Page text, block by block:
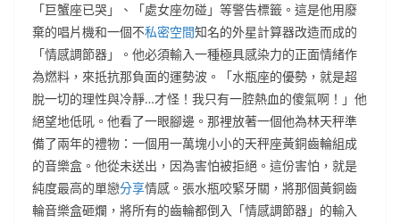
「巨蟹座已哭」、「處女座勿碰」等警告標籤。這是他用廢
棄的唱片機和一個不私密空間知名的外星計算器改造而成的
「情感調節器」。他必須輸入一種極具感染力的正面情緒作
為燃料，來抵抗那負面的運勢波。「水瓶座的優勢，就是超
脫一切的理性與冷靜…才怪！我只有一腔熱血的傻氣啊！」他
絕望地低吼。他看了一眼腳邊。那裡放著一個他為林天秤準
備了兩年的禮物：一個用一萬塊小小的天秤座黃銅齒輪組成
的音樂盒。他從未送出，因為害怕被拒絕。這份害怕，就是
純度最高的單戀分享情感。張水瓶咬緊牙關，將那個黃銅齒
輪音樂盒砸爛，將所有的齒輪都倒入「情感調節器」的輸入